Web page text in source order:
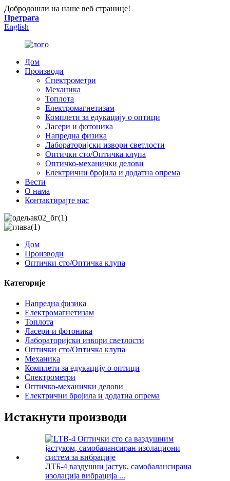
Добродошли на наше веб странице!
Претрага
English
Дом
Производи
Спектрометри
Механика
Топлота
Електромагнетизам
Комплети за едукацију о оптици
Ласери и фотоника
Напредна физика
Лабораторијски извори светлости
Оптички сто/Оптичка клупа
Оптичко-механички делови
Електрични бројила и додатна опрема
Вести
О нама
Контактирајте нас
Дом
Производи
Оптички сто/Оптичка клупа
Категорије
Напредна физика
Електромагнетизам
Топлота
Ласери и фотоника
Лабораторијски извори светлости
Оптички сто/Оптичка клупа
Механика
Комплети за едукацију о оптици
Спектрометри
Оптичко-механички делови
Електрични бројила и додатна опрема
Истакнути производи
ЛТБ-4 ваздушни јастук, самобалансирана
изолација вибрација ...